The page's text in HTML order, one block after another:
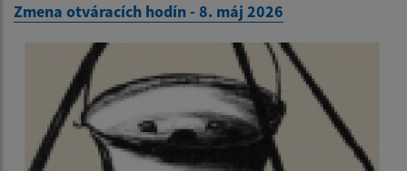
Zmena otváracích hodín - 8. máj 2026